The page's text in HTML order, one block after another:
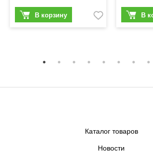
Каталог товаров
Новости